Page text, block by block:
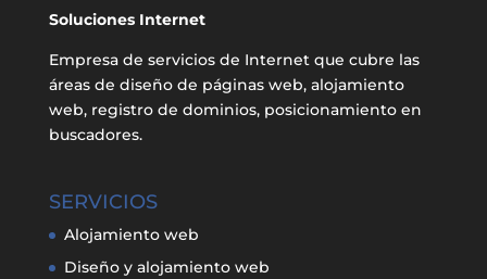
Soluciones Internet
Empresa de servicios de Internet que cubre las
áreas de diseño de páginas web, alojamiento
web, registro de dominios, posicionamiento en
buscadores.
SERVICIOS
Alojamiento web
Diseño y alojamiento web